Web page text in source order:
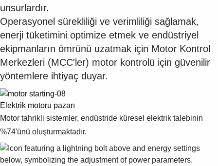
unsurlardır.
Operasyonel sürekliliği ve verimliliği sağlamak,
enerji tüketimini optimize etmek ve endüstriyel
ekipmanların ömrünü uzatmak için Motor Kontrol
Merkezleri (MCC'ler) motor kontrolü için güvenilir
yöntemlere ihtiyaç duyar.
Elektrik motoru pazarı
Motor tahrikli sistemler, endüstride küresel elektrik talebinin
%74'ünü oluşturmaktadır.